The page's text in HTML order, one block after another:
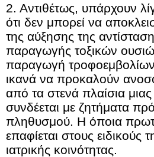
2. Αντιθέτως, υπάρχουν
ότι δεν μπορεί να
της αύξησης της
παραγωγής τοξικών
παραγωγή
ικανά να προκαλούν
από τα στενά πλαίσια
συνδέεται με ζητήματα
πληθυσμού. Η όποια
επαφίεται στους ειδικούς
ιατρικής κοινότητας.